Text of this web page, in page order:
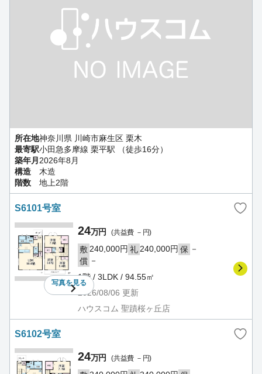
所在地神奈川県 川崎市麻生区 栗木
最寄駅小田急多摩線 栗平駅 （徒歩16分）
築年月 2026年8月
構造
木造
階数
地上2階
S6101号室
写真を見る
24万円 (共益費 －円)
敷 240,000円 礼 240,000円 保 －
償 －
1階 / 3LDK / 94.55㎡
2026/08/06 更新
ハウスコム 聖蹟桜ヶ丘店
S6102号室
24万円 (共益費 －円)